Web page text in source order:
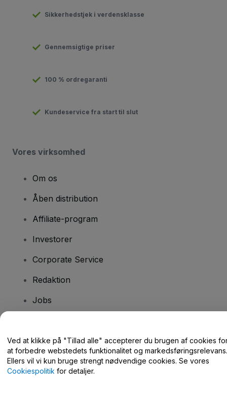
Sikkerhedstjek i verdensklasse
Gennemsigtige priser
100 % ordregaranti
Kundeservice fra start til slut
Vores virksomhed
Om os
Åben distribution
Affiliate-program
Investorer
Corporate Service
Redaktion
Jobs
Har du spørgsmål?
Hjælpecenter / Kontakt os
Ved at klikke på "Tillad alle" accepterer du brugen af cookies
at forbedre webstedets funktionalitet og markedsføringsrelevans.
Ellers vil vi kun bruge strengt nødvendige cookies. Se vores
Cookiespolitik for detaljer.